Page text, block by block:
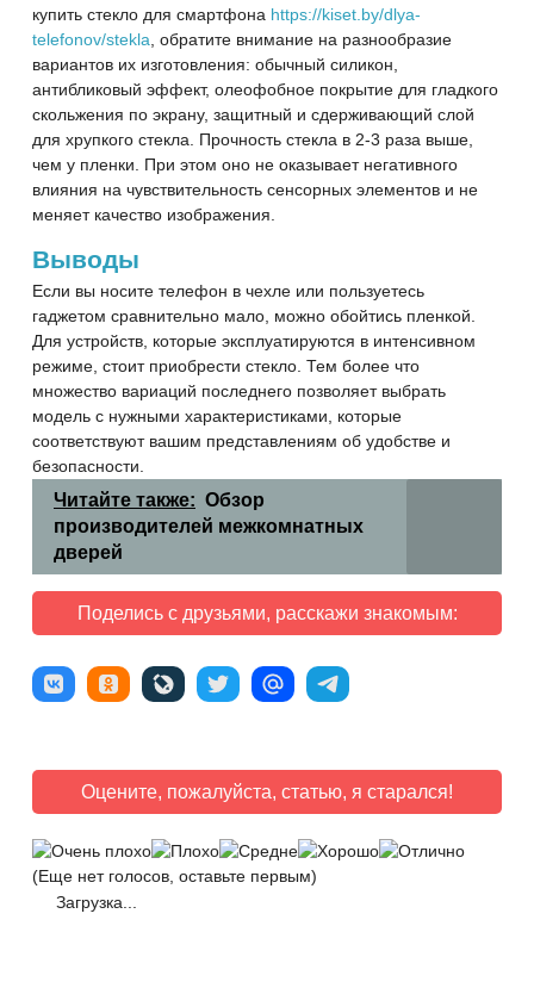
купить стекло для смартфона https://kiset.by/dlya-
telefonov/stekla , обратите внимание на разнообразие
вариантов их изготовления: обычный силикон,
антибликовый эффект, олеофобное покрытие для гладкого
скольжения по экрану, защитный и сдерживающий слой
для хрупкого стекла. Прочность стекла в 2-3 раза выше,
чем у пленки. При этом оно не оказывает негативного
влияния на чувствительность сенсорных элементов и не
меняет качество изображения.
Выводы
Если вы носите телефон в чехле или пользуетесь
гаджетом сравнительно мало, можно обойтись пленкой.
Для устройств, которые эксплуатируются в интенсивном
режиме, стоит приобрести стекло. Тем более что
множество вариаций последнего позволяет выбрать
модель с нужными характеристиками, которые
соответствуют вашим представлениям об удобстве и
безопасности.
Читайте также: Обзор
производителей межкомнатных
дверей
Поделись с друзьями, расскажи знакомым:
Оцените, пожалуйста, статью, я старался!
(Еще нет голосов, оставьте первым)
Загрузка...